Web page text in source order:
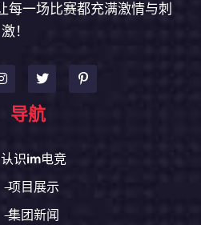
每一场比赛都充满激情与刺
激！
导航
认识im电竞
项目展示
集团新闻